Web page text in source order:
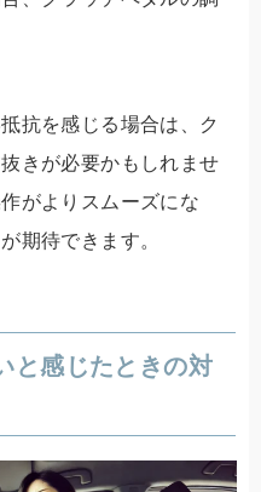
抗を感じる場合は、ク
きが必要かもしれませ
がよりスムーズにな
期待できます。
と感じたときの対